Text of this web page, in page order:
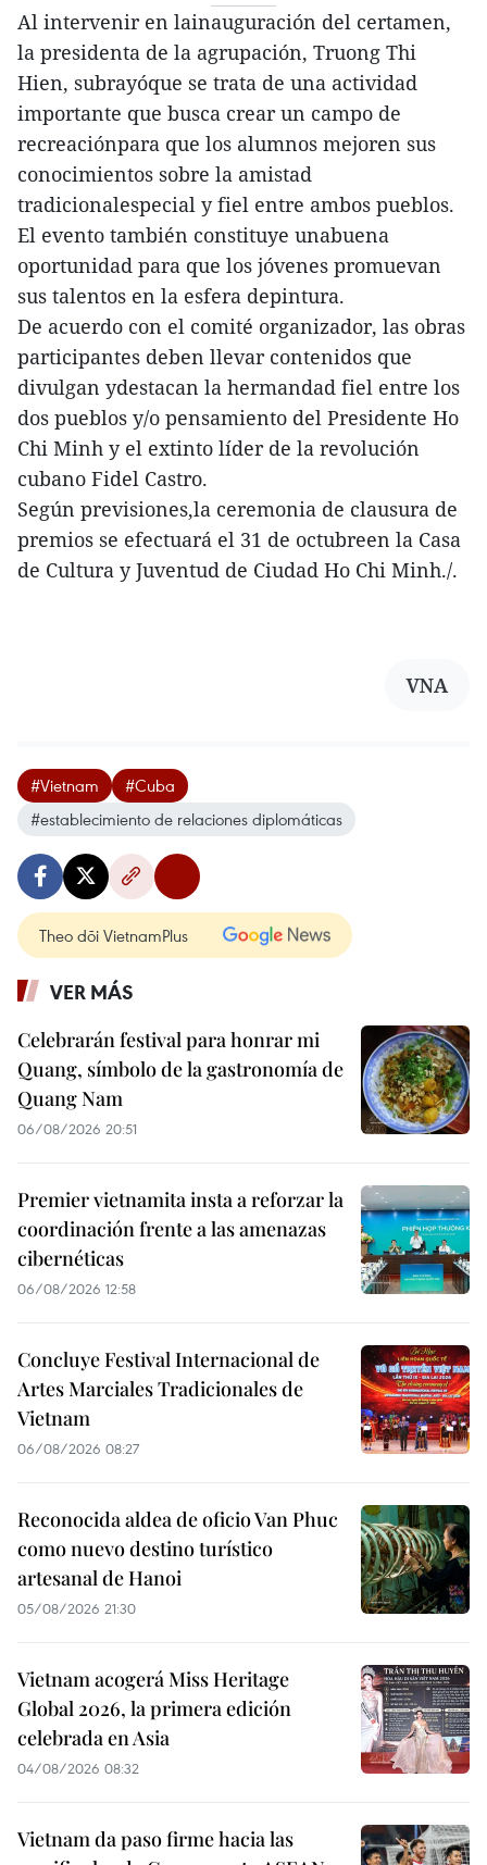
Al intervenir en lainauguración del certamen,
la presidenta de la agrupación, Truong Thi
Hien, subrayóque se trata de una actividad
importante que busca crear un campo de
recreaciónpara que los alumnos mejoren sus
conocimientos sobre la amistad
tradicionalespecial y fiel entre ambos pueblos.
El evento también constituye unabuena
oportunidad para que los jóvenes promuevan
sus talentos en la esfera depintura.
De acuerdo con el comité organizador, las obras
participantes deben llevar contenidos que
divulgan ydestacan la hermandad fiel entre los
dos pueblos y/o pensamiento del Presidente Ho
Chi Minh y el extinto líder de la revolución
cubano Fidel Castro.
Según previsiones,la ceremonia de clausura de
premios se efectuará el 31 de octubreen la Casa
de Cultura y Juventud de Ciudad Ho Chi Minh./.
VNA
#Vietnam
#Cuba
#establecimiento de relaciones diplomáticas
Theo dõi VietnamPlus
VER MÁS
Celebrarán festival para honrar mi
Quang, símbolo de la gastronomía de
Quang Nam
06/08/2026 20:51
Premier vietnamita insta a reforzar la
coordinación frente a las amenazas
cibernéticas
06/08/2026 12:58
Concluye Festival Internacional de
Artes Marciales Tradicionales de
Vietnam
06/08/2026 08:27
Reconocida aldea de oficio Van Phuc
como nuevo destino turístico
artesanal de Hanoi
05/08/2026 21:30
Vietnam acogerá Miss Heritage
Global 2026, la primera edición
celebrada en Asia
04/08/2026 08:32
Vietnam da paso firme hacia las